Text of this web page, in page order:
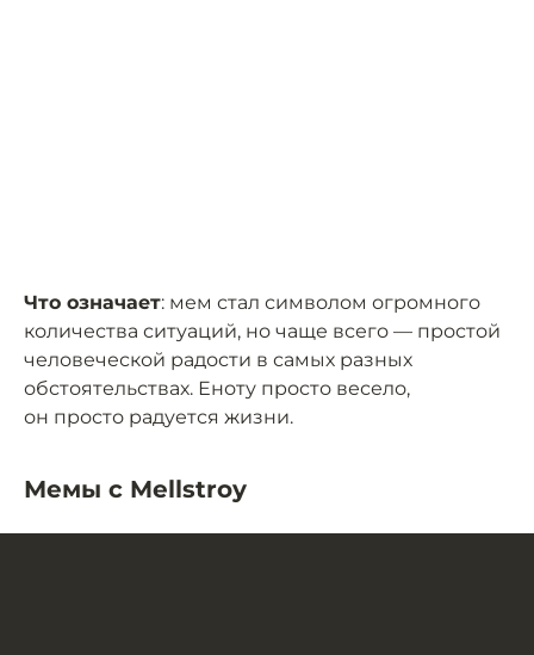
Что означает: мем стал символом огромного
количества ситуаций, но чаще всего — простой
человеческой радости в самых разных
обстоятельствах. Еноту просто весело,
он просто радуется жизни.
Мемы с Mellstroy